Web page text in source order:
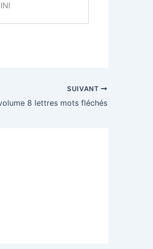
SUIVANT
8 lettres mots fléchés